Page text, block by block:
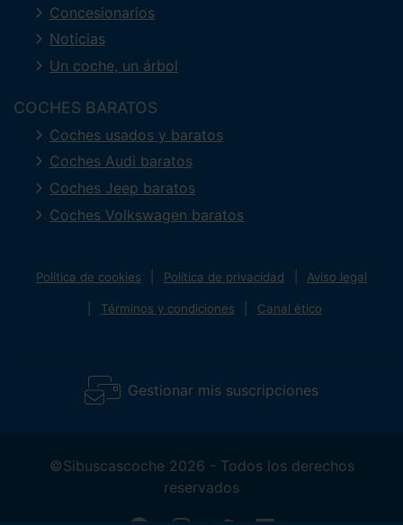
Concesionarios
Noticias
Un coche, un árbol
COCHES BARATOS
Coches usados y baratos
Coches Audi baratos
Coches Jeep baratos
Coches Volkswagen baratos
Política de cookies Política de privacidad Aviso legal
Términos y condiciones Canal ético
Gestionar mis suscripciones
©Sibuscascoche 2026 - Todos los derechos
reservados